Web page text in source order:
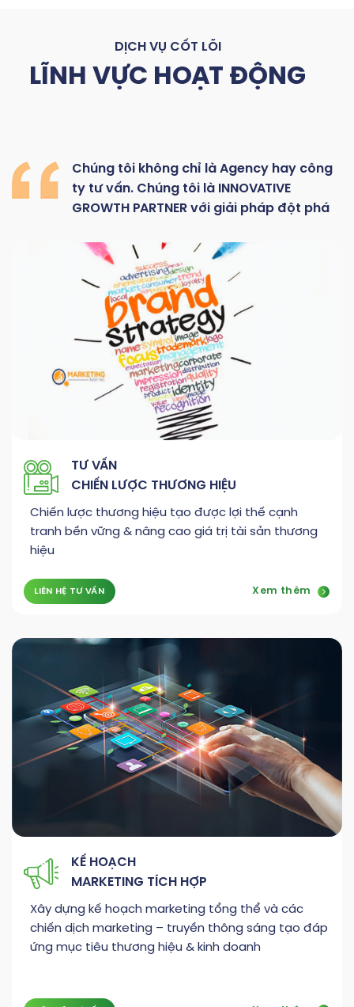
DỊCH VỤ CỐT LÕI
LĨNH VỰC HOẠT ĐỘNG
Chúng tôi không chỉ là Agency hay công
ty tư vấn. Chúng tôi là
INNOVATIVE
GROWTH PARTNER với giải pháp đột phá
TƯ VẤN
CHIẾN LƯỢC THƯƠNG HIỆU
Chiến lược thương hiệu tạo được lợi thế cạnh
tranh bền vững & nâng cao giá trị tài sản thương
hiệu
LIÊN HỆ TƯ VẤN Xem thêm
KẾ HOẠCH
MARKETING TÍCH HỢP
Xây dựng kế hoạch marketing tổng thể và các
chiến dịch marketing – truyền thông sáng tạo đáp
ứng mục tiêu thương hiệu & kinh doanh